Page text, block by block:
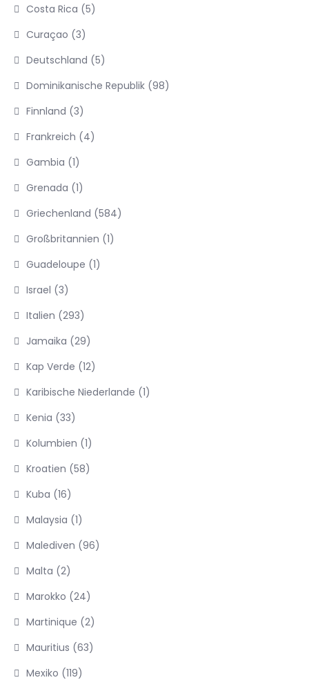
Costa Rica (5)
Curaçao (3)
Deutschland (5)
Dominikanische Republik (98)
Finnland (3)
Frankreich (4)
Gambia (1)
Grenada (1)
Griechenland (584)
Großbritannien (1)
Guadeloupe (1)
Israel (3)
Italien (293)
Jamaika (29)
Kap Verde (12)
Karibische Niederlande (1)
Kenia (33)
Kolumbien (1)
Kroatien (58)
Kuba (16)
Malaysia (1)
Malediven (96)
Malta (2)
Marokko (24)
Martinique (2)
Mauritius (63)
Mexiko (119)